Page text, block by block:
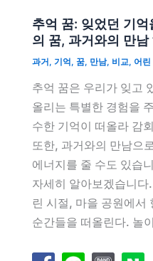
추억 꿈: 잊었던 기
의 꿈, 과거와의 만남
과거, 기억, 꿈, 만남, 비교, 어린
추억 꿈은 우리가 잊고
올리는 특별한 경험을
수한 기억이 떠올라 감
또한, 과거와의 만남으
에너지를 줄 수도 있습
자세히 알아보겠습니
린 시절, 마을 공원에서
순간들을 떠올린다. 놀